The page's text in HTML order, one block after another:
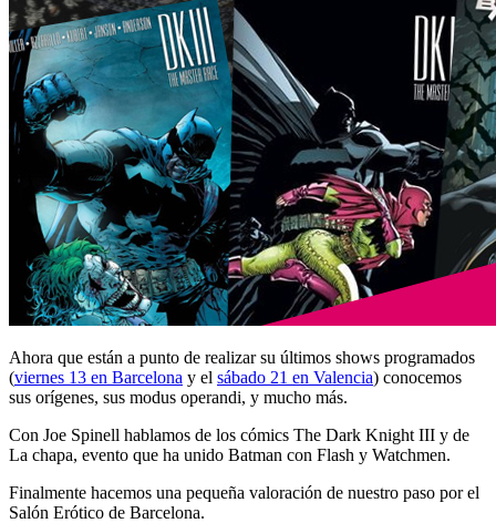
Ahora que están a punto de realizar su últimos shows programados
(viernes 13 en Barcelona y el sábado 21 en Valencia) conocemos
sus orígenes, sus modus operandi, y mucho más.
Con Joe Spinell hablamos de los cómics The Dark Knight III y de
La chapa, evento que ha unido Batman con Flash y Watchmen.
Finalmente hacemos una pequeña valoración de nuestro paso por el
Salón Erótico de Barcelona.